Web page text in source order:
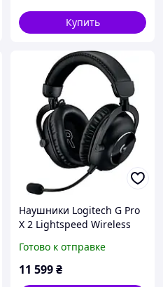
Купить
Наушники Logitech G Pro
X 2 Lightspeed Wireless
Готово к отправке
11 599₴